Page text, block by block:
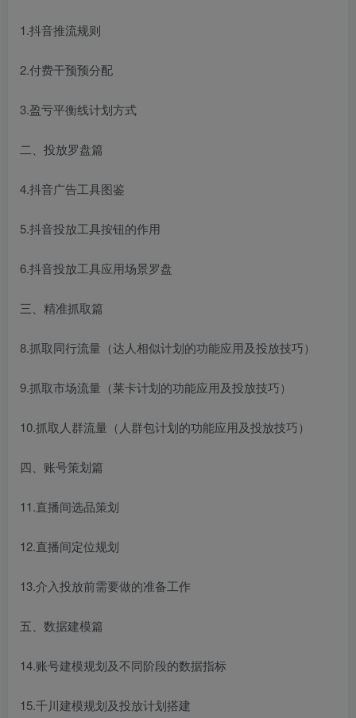
1.抖音推流规则
2.付费干预预分配
3.盈亏平衡线计划方式
二、投放罗盘篇
4.抖音广告工具图鉴
5.抖音投放工具按钮的作用
6.抖音投放工具应用场景罗盘
三、精准抓取篇
8.抓取同行流量（达人相似计划的功能应用及投放技巧）
9.抓取市场流量（莱卡计划的功能应用及投放技巧）
10.抓取人群流量（人群包计划的功能应用及投放技巧）
四、账号策划篇
11.直播间选品策划
12.直播间定位规划
13.介入投放前需要做的准备工作
五、数据建模篇
14.账号建模规划及不同阶段的数据指标
15.千川建模规划及投放计划搭建